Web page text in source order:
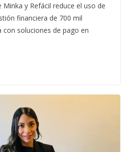
Minka y Refácil reduce el uso de
financiera de 700 mil
soluciones de pago en